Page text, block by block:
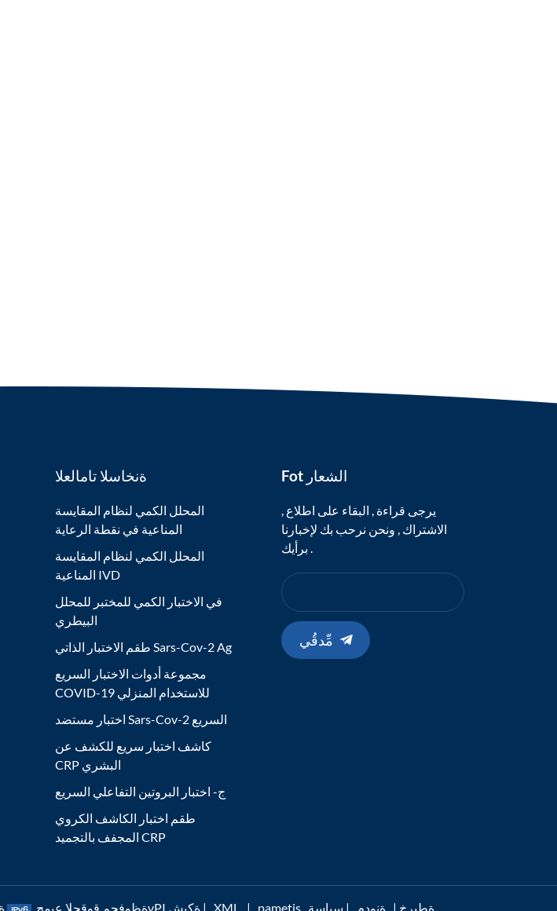
ةنخاسلا تامالعلا
المحلل الكمي لنظام المقايسة
المناعية في نقطة الرعاية
المحلل الكمي لنظام المقايسة
المناعية IVD
في الاختبار الكمي للمختبر للمحلل
البيطري
طقم الاختبار الذاتي Sars-Cov-2 Ag
مجموعة أدوات الاختبار السريع
COVID-19 للاستخدام المنزلي
اختبار مستضد Sars-Cov-2 السريع
كاشف اختبار سريع للكشف عن
CRP البشري
ج- اختبار البروتين التفاعلي السريع
طقم اختبار الكاشف الكروي
المجفف بالتجميد CRP
Fot الشعار
يرجى قراءة , البقاء على اطلاع ,
الاشتراك , ونحن نرحب بك لإخبارنا
برأيك .
مِّدقُي
رشنلاو عبطلا قوقح © 2026 Nanjing Poclight Biotechnology Co., Ltd. ةظوفحم قوقحلا عيمج. ةموعدم 6vPI ةكبش | XML | pametis ةطيرخ | ةنودم | سياسة